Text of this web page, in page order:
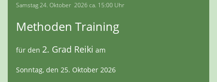
Samstag 24. Oktober 2026 ca. 15:00 Uhr
Methoden Training
für den 2. Grad Reiki am
Sonntag, den 25. Oktober 2026